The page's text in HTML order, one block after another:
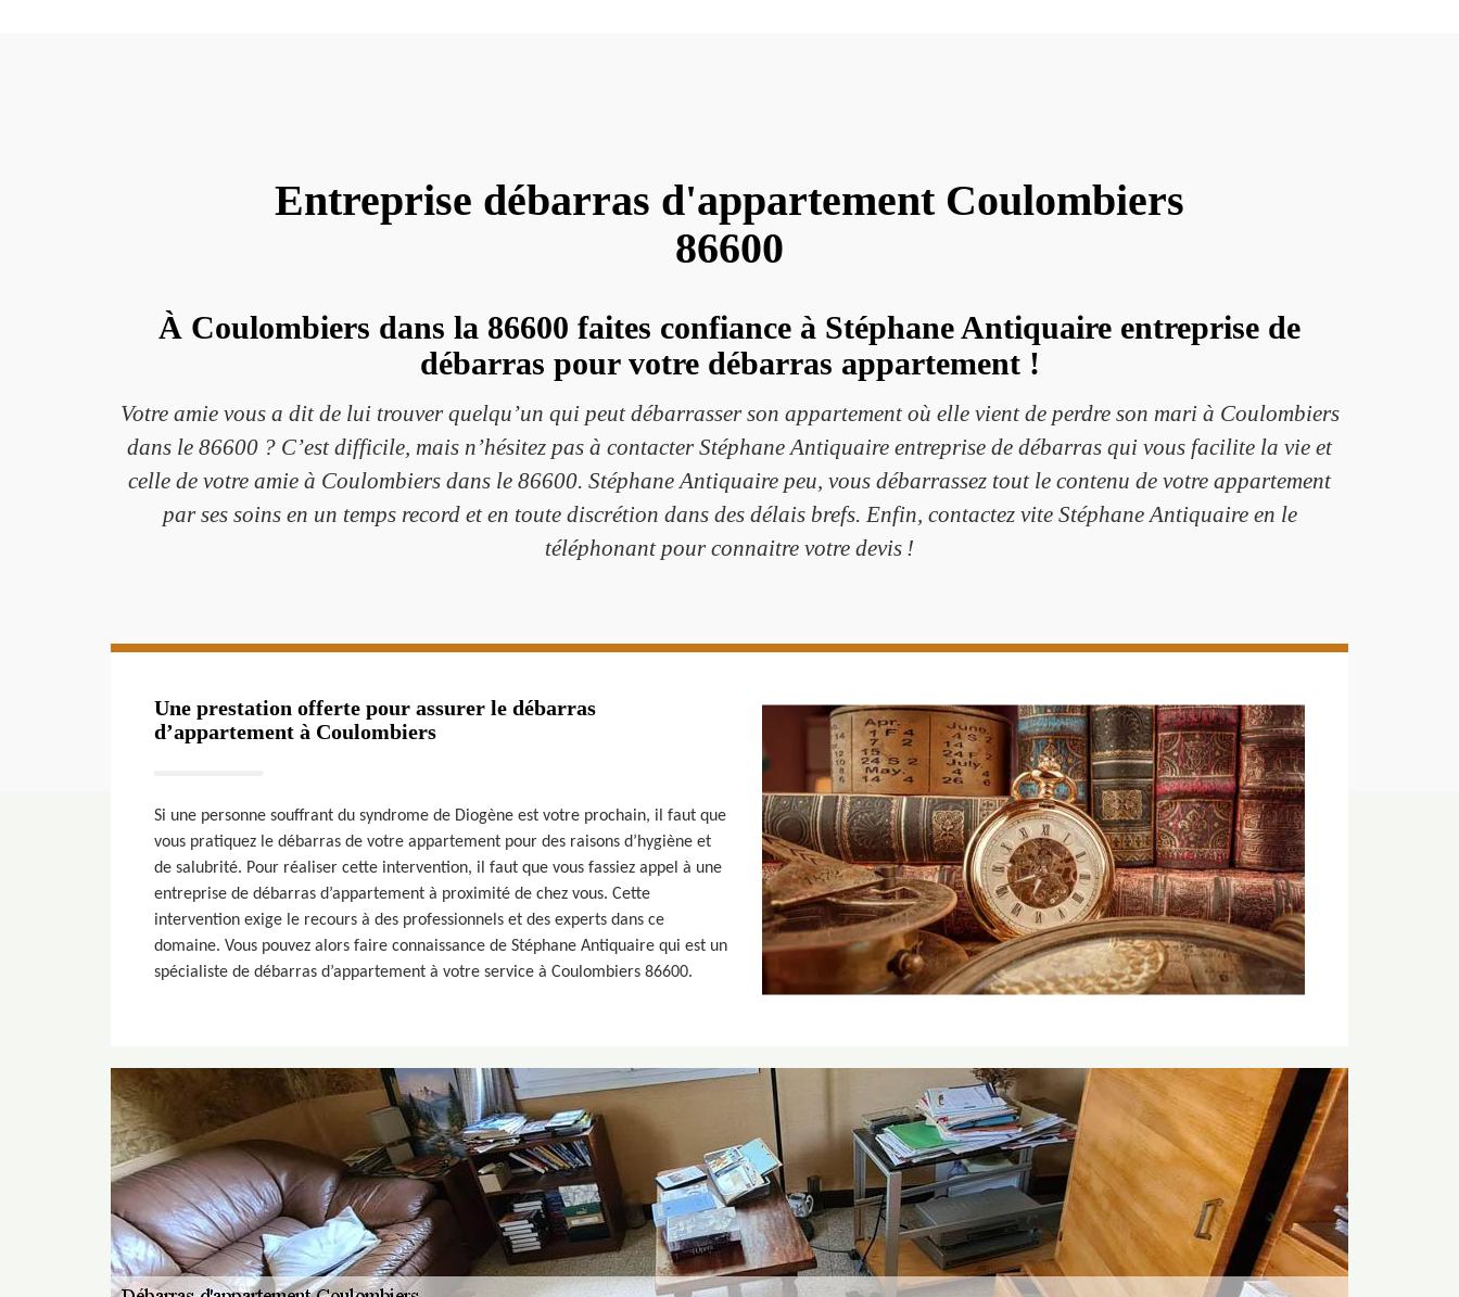
Entreprise débarras d'appartement Coulombiers
86600
À Coulombiers dans la 86600 faites confiance à Stéphane Antiquaire entreprise de
débarras pour votre débarras appartement !
Votre amie vous a dit de lui trouver quelqu’un qui peut débarrasser son appartement où elle vient de perdre son mari à Coulombiers
dans le 86600 ? C’est difficile, mais n’hésitez pas à contacter Stéphane Antiquaire entreprise de débarras qui vous facilite la vie et
celle de votre amie à Coulombiers dans le 86600. Stéphane Antiquaire peu, vous débarrassez tout le contenu de votre appartement
par ses soins en un temps record et en toute discrétion dans des délais brefs. Enfin, contactez vite Stéphane Antiquaire en le
téléphonant pour connaitre votre devis !
Une prestation offerte pour assurer le débarras
d’appartement à Coulombiers
Si une personne souffrant du syndrome de Diogène est votre prochain, il faut que
vous pratiquez le débarras de votre appartement pour des raisons d’hygiène et
de salubrité. Pour réaliser cette intervention, il faut que vous fassiez appel à une
entreprise de débarras d’appartement à proximité de chez vous. Cette
intervention exige le recours à des professionnels et des experts dans ce
domaine. Vous pouvez alors faire connaissance de Stéphane Antiquaire qui est un
spécialiste de débarras d’appartement à votre service à Coulombiers 86600.